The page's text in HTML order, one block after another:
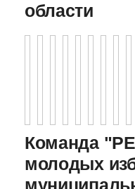
области
Команда
молодых